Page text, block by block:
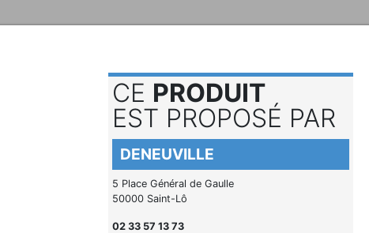
CE PRODUIT
EST PROPOSÉ PAR
DENEUVILLE
5 Place Général de Gaulle
50000 Saint-Lô
02 33 57 13 73